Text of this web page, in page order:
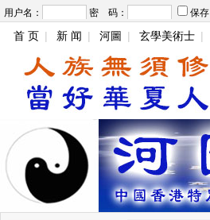
用户名： 密 码： 保存
首 页 | 新 闻 | 河圖 | 玄學美術士 |